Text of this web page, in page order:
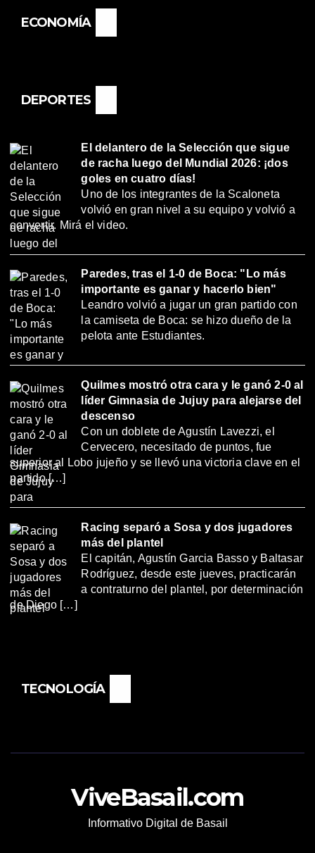
ECONOMÍA
DEPORTES
El delantero de la Selección que sigue
de racha luego del Mundial 2026: ¡dos
goles en cuatro días!
Uno de los integrantes de la Scaloneta
volvió en gran nivel a su equipo y volvió a
convertir. Mirá el video.
Paredes, tras el 1-0 de Boca: "Lo más
importante es ganar y hacerlo bien"
Leandro volvió a jugar un gran partido con
la camiseta de Boca: se hizo dueño de la
pelota ante Estudiantes.
Quilmes mostró otra cara y le ganó 2-0 al
líder Gimnasia de Jujuy para alejarse del
descenso
Con un doblete de Agustín Lavezzi, el
Cervecero, necesitado de puntos, fue
superior al Lobo jujeño y se llevó una victoria clave en el
partido […]
Racing separó a Sosa y dos jugadores
más del plantel
El capitán, Agustín Garcia Basso y Baltasar
Rodríguez, desde este jueves, practicarán
a contraturno del plantel, por determinación
de Diego […]
TECNOLOGÍA
ViveBasail.com
Informativo Digital de Basail